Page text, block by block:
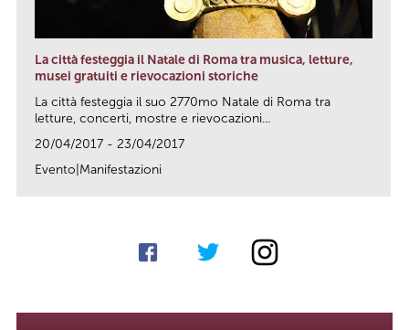
La città festeggia il Natale di Roma tra musica, letture,
musei gratuiti e rievocazioni storiche
La città festeggia il suo 2770mo Natale di Roma tra
letture, concerti, mostre e rievocazioni...
20/04/2017 - 23/04/2017
Evento|Manifestazioni